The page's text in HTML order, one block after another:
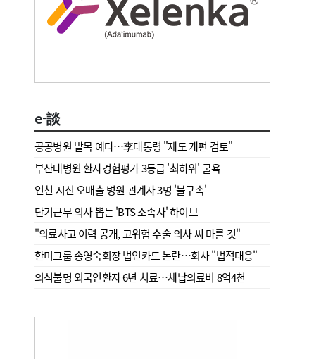
e-談
공공병원 발목 예타…李대통령 "제도 개편 검토"
부산대병원 환자경험평가 3등급 '최하위' 굴욕
인천 시신 오배출 병원 관계자 3명 '불구속'
단기근무 의사 뽑는 'BTS 소속사' 하이브
"의료사고 이력 공개, 고위험 수술 의사 씨 마를 것"
한미그룹 송영숙회장 법인카드 논란…회사 "법적대응"
의식불명 외국인환자 6년 치료…체납의료비 8억4천